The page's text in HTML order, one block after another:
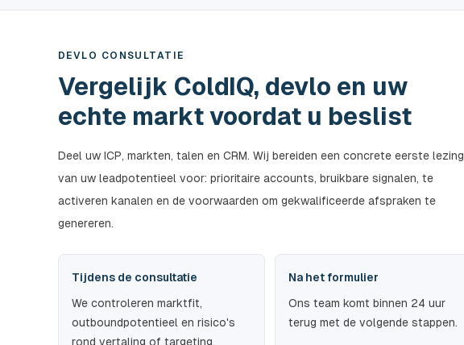
DEVLO CONSULTATIE
Vergelijk ColdIQ, devlo en uw
echte markt voordat u beslist
Deel uw ICP, markten, talen en CRM. Wij bereiden een concrete eerste lezing
van uw leadpotentieel voor: prioritaire accounts, bruikbare signalen, te
activeren kanalen en de voorwaarden om gekwalificeerde afspraken te
genereren.
Tijdens de consultatie
We controleren marktfit,
outboundpotentieel en risico's
rond vertaling of targeting.
Na het formulier
Ons team komt binnen 24 uur
terug met de volgende stappen.